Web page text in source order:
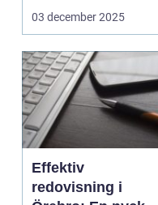
Många ...
03 december 2025
Effektiv
redovisning i